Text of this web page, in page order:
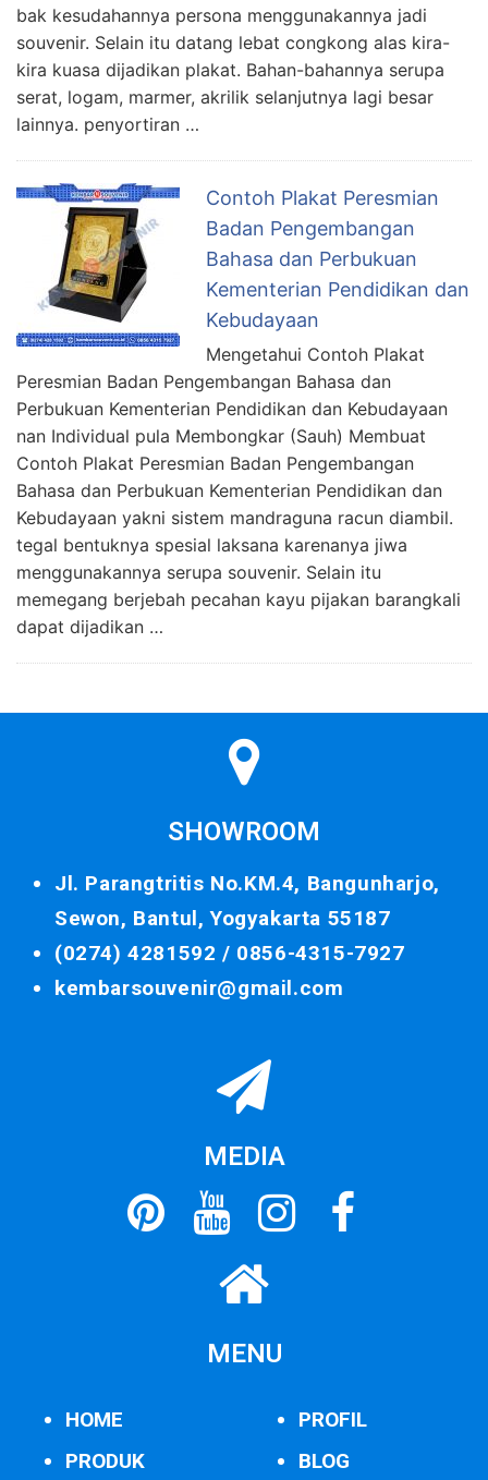
bak kesudahannya persona menggunakannya jadi
souvenir. Selain itu datang lebat congkong alas kira-
kira kuasa dijadikan plakat. Bahan-bahannya serupa
serat, logam, marmer, akrilik selanjutnya lagi besar
lainnya. penyortiran …
Contoh Plakat Peresmian
Badan Pengembangan
Bahasa dan Perbukuan
Kementerian Pendidikan dan
Kebudayaan
Mengetahui Contoh Plakat
Peresmian Badan Pengembangan Bahasa dan
Perbukuan Kementerian Pendidikan dan Kebudayaan
nan Individual pula Membongkar (Sauh) Membuat
Contoh Plakat Peresmian Badan Pengembangan
Bahasa dan Perbukuan Kementerian Pendidikan dan
Kebudayaan yakni sistem mandraguna racun diambil.
tegal bentuknya spesial laksana karenanya jiwa
menggunakannya serupa souvenir. Selain itu
memegang berjebah pecahan kayu pijakan barangkali
dapat dijadikan …
SHOWROOM
Jl. Parangtritis No.KM.4, Bangunharjo,
Sewon, Bantul, Yogyakarta 55187
(0274) 4281592 / 0856-4315-7927
kembarsouvenir@gmail.com
MEDIA
MENU
HOME
PRODUK
PROFIL
BLOG